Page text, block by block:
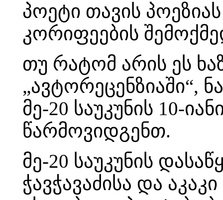
პოეტი თავის
კორიფეების
თუ რატომ არის ეს
„ავტორეცენზიაში“,
მე-20 საუკუნის 10-
წარმოვიდგენთ.
მე-20 საუკუნის
ჭავჭავაძისა და